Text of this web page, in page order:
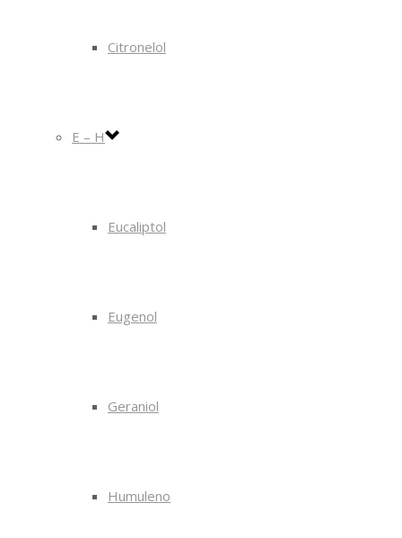
Citronelol
E – H
Eucaliptol
Eugenol
Geraniol
Humuleno